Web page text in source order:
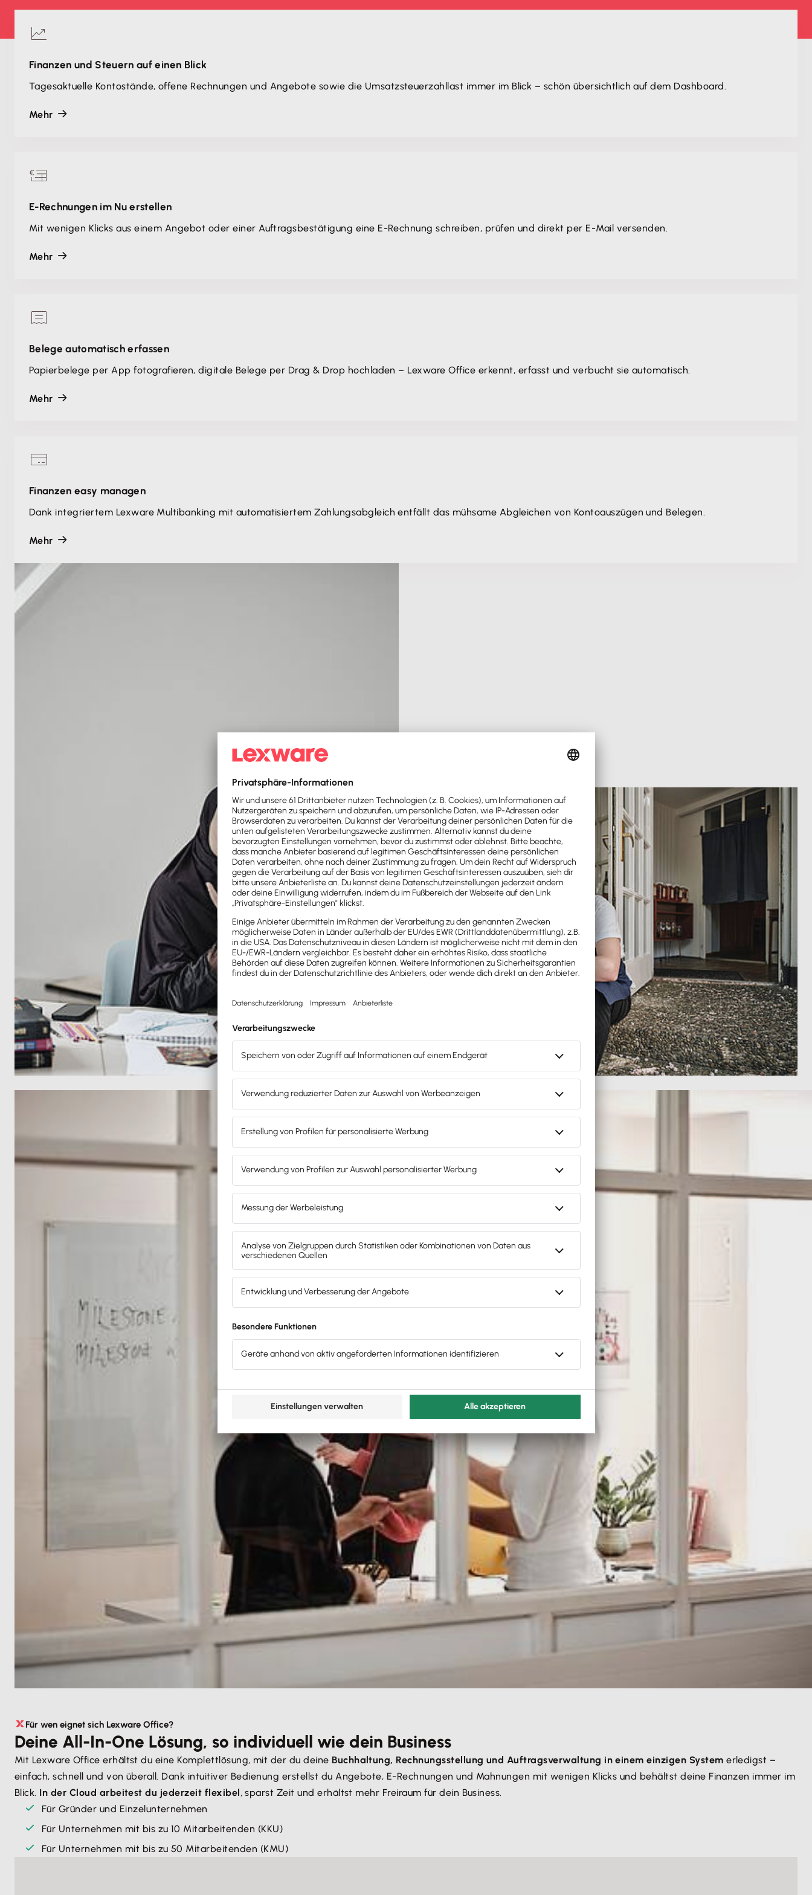
Finanzen und Steuern auf einen Blick
Tagesaktuelle Kontostände, offene Rechnungen und Angebote sowie die Umsatzsteuerzahllast immer im Blick – schön übersichtlich auf dem Dashboard.
Mehr
E-Rechnungen im Nu erstellen
Mit wenigen Klicks aus einem Angebot oder einer Auftragsbestätigung eine E-Rechnung schreiben, prüfen und direkt per E-Mail versenden.
Mehr
Belege automatisch erfassen
Papierbelege per App fotografieren, digitale Belege per Drag & Drop hochladen – Lexware Office erkennt, erfasst und verbucht sie automatisch.
Mehr
Finanzen easy managen
Dank integriertem Lexware Multibanking mit automatisiertem Zahlungsabgleich entfällt das mühsame Abgleichen von Kontoauszügen und Belegen.
Mehr
Für wen eignet sich Lexware Office?
Deine All-In-One Lösung, so individuell wie dein Business
Mit Lexware Office erhältst du eine Komplettlösung, mit der du deine Buchhaltung, Rechnungsstellung und Auftragsverwaltung in einem einzigen System erledigst –
einfach, schnell und von überall. Dank intuitiver Bedienung erstellst du Angebote, E-Rechnungen und Mahnungen mit wenigen Klicks und behältst deine Finanzen immer im
Blick. In der Cloud arbeitest du jederzeit flexibel , sparst Zeit und erhältst mehr Freiraum für dein Business.
Für Gründer und Einzelunternehmen
Für Unternehmen mit bis zu 10 Mitarbeitenden (KKU)
Für Unternehmen mit bis zu 50 Mitarbeitenden (KMU)